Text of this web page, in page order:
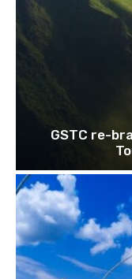
GSTC re-